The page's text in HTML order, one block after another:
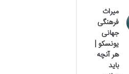
میراث
فرهنگی
جهانی
یونسکو |
هر آنچه
باید